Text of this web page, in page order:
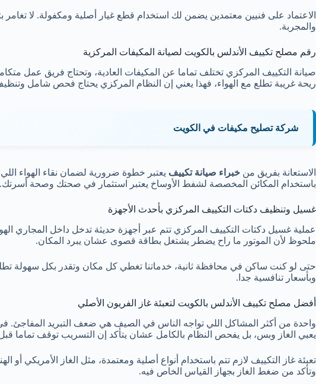
الاعتماد على فنيين معتمدين يضمن لك استخدام قطع غيار أصلية ومكفولة. لا
والمجربة.
رقم مصلح تكييف الأندلس بالكويت لصيانة المكيفات المركزية
صيانة التكييف المركزي تختلف تماما عن المكيفات العادية، وتحتاج فريق عمل
ريحة غريبة تطلع مع الهواء، فهذا يعني إن النظام المركزي يحتاج فحص شامل
شركة تصليح مكيفات في الكويت
الاستعانة بفريق من خبراء صيانة تكييف يعتبر خطوة ضرورية لضمان نقاء الهواء
باستخدام المكائن المخصصة لشفط الأوساخ يعتبر استثمار في صحتك وصحة أسرتك.
غسيل وتنظيف دكتات التكييف المركزي بأحدث الأجهزة
عملية غسيل دكتات التكييف المركزي تتم عبر أجهزة حديثة تدخل داخل المجاري
ملحوظ لأن الموتور ما راح يضطر يشتغل بطاقة قصوى عشان يبرد المكان.
حتى لو كنت ساكن في محافظة ثانية، خدماتنا تغطي كل مكان وتقدر بكل سهولة
وبأسعار تنافسية جدا.
أفضل مصلح تكييف الأندلس بالكويت لتعبئة غاز الفريون الأصلي
واحدة من أكثر المشاكل اللي تواجه الناس في الصيف هي ضعف التبريد المفاجئ.
يعبي الغاز وبس، بل يفحص النظام بالكامل عشان يتأكد إن التسريب توقف تماما قبل
تعبئة غاز التكييف لازم تتم باستخدام أنواع أصلية ومعتمدة، مثل الغاز الأمريكي أو
وتأكد من ضغط الغاز بجهاز القياس الخاص فيه.